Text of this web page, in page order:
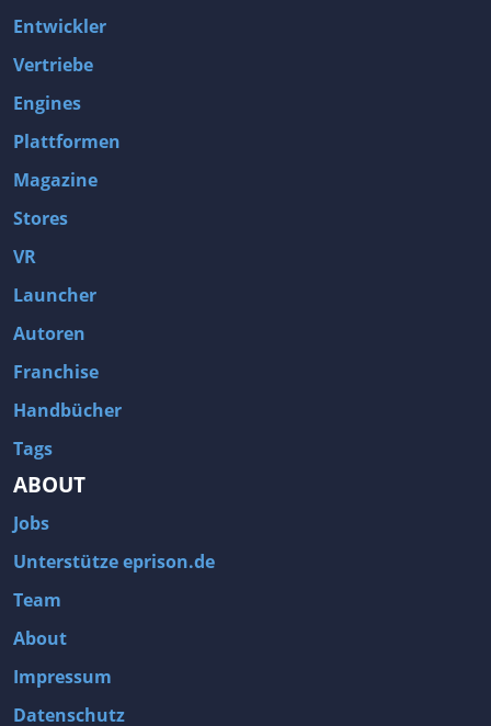
Entwickler
Vertriebe
Engines
Plattformen
Magazine
Stores
VR
Launcher
Autoren
Franchise
Handbücher
Tags
ABOUT
Jobs
Unterstütze eprison.de
Team
About
Impressum
Datenschutz